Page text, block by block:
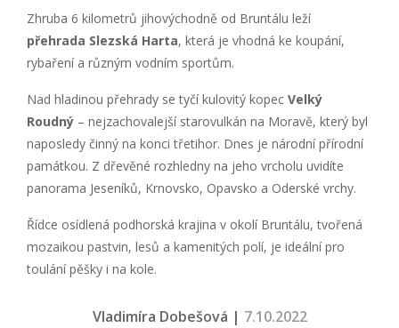
Zhruba 6 kilometrů jihovýchodně od Bruntálu leží
přehrada Slezská Harta, která je vhodná ke koupání,
rybaření a různým vodním sportům.
Nad hladinou přehrady se tyčí kulovitý kopec Velký
Roudný – nejzachovalejší starovulkán na Moravě, který byl
naposledy činný na konci třetihor. Dnes je národní přírodní
památkou. Z dřevěné rozhledny na jeho vrcholu uvidíte
panorama Jeseníků, Krnovsko, Opavsko a Oderské vrchy.
Řídce osídlená podhorská krajina v okolí Bruntálu, tvořená
mozaikou pastvin, lesů a kamenitých polí, je ideální pro
toulání pěšky i na kole.
Vladimíra Dobešová | 7.10.2022